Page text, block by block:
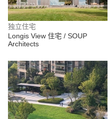
独立住宅
Longis View 住宅 / SOUP
Architects